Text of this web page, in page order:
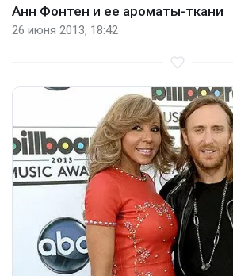
Анн Фонтен и ее ароматы-ткани
26 июня 2013, 18:42